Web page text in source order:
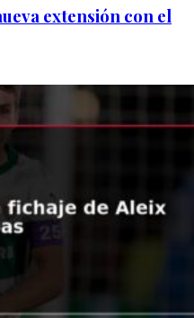
extensión con el